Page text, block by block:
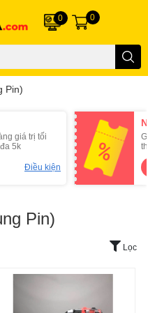
0 0
Pin)
giá trị tối
5k
Điều kiện
Pin)
Lọc